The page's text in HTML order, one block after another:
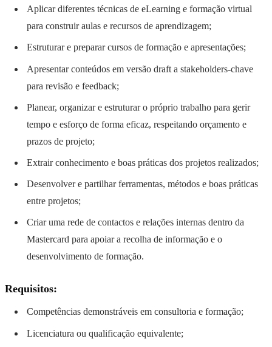
Aplicar diferentes técnicas de eLearning e formação virtual
para construir aulas e recursos de aprendizagem;
Estruturar e preparar cursos de formação e apresentações;
Apresentar conteúdos em versão draft a stakeholders-chave
para revisão e feedback;
Planear, organizar e estruturar o próprio trabalho para gerir
tempo e esforço de forma eficaz, respeitando orçamento e
prazos de projeto;
Extrair conhecimento e boas práticas dos projetos realizados;
Desenvolver e partilhar ferramentas, métodos e boas práticas
entre projetos;
Criar uma rede de contactos e relações internas dentro da
Mastercard para apoiar a recolha de informação e o
desenvolvimento de formação.
Requisitos:
Competências demonstráveis em consultoria e formação;
Licenciatura ou qualificação equivalente;